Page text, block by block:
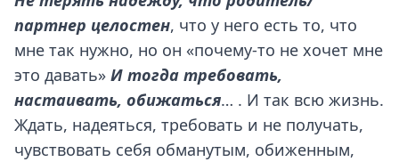
партнер целостен, что у него есть то, что
мне так нужно, но он «почему-то не хочет мне
это давать» И тогда требовать,
настаивать, обижаться… . И так всю жизнь.
Ждать, надеяться, требовать и не получать,
чувствовать себя обманутым, обиженным,